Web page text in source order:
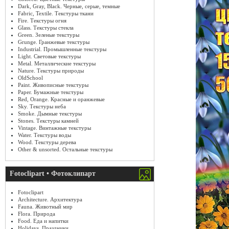
Dark, Gray, Black. Черные, серые, темные
Fabric, Textile. Текстуры ткани
Fire. Текстуры огня
Glass. Текстуры стекла
Green. Зеленые текстуры
Grunge. Гранжевые текстуры
Industrial. Промышленные текстуры
Light. Световые текстуры
Metal. Металлические текстуры
Nature. Текстуры природы
OldSchool
Paint. Живописные текстуры
Paper. Бумажные текстуры
Red, Orange. Красные и оранжевые
Sky. Текстуры неба
Smoke. Дымные текстуры
Stones. Текстуры камней
Vintage. Винтажные текстуры
Water. Текстуры воды
Wood. Текстуры дерева
Other & unsorted. Остальные текстуры
Fotoclipart • Фотоклипарт
Fotoclipart
Architecture. Архитектура
Fauna. Животный мир
Flora. Природа
Food. Еда и напитки